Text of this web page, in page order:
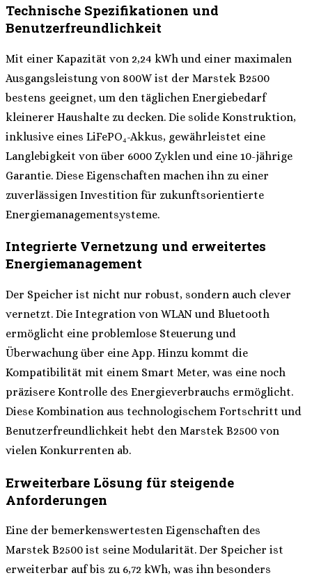
Technische Spezifikationen und
Benutzerfreundlichkeit
Mit einer Kapazität von 2,24 kWh und einer maximalen
Ausgangsleistung von 800W ist der Marstek B2500
bestens geeignet, um den täglichen Energiebedarf
kleinerer Haushalte zu decken. Die solide Konstruktion,
inklusive eines LiFePO₄-Akkus, gewährleistet eine
Langlebigkeit von über 6000 Zyklen und eine 10-jährige
Garantie. Diese Eigenschaften machen ihn zu einer
zuverlässigen Investition für zukunftsorientierte
Energiemanagementsysteme.
Integrierte Vernetzung und erweitertes
Energiemanagement
Der Speicher ist nicht nur robust, sondern auch clever
vernetzt. Die Integration von WLAN und Bluetooth
ermöglicht eine problemlose Steuerung und
Überwachung über eine App. Hinzu kommt die
Kompatibilität mit einem Smart Meter, was eine noch
präzisere Kontrolle des Energieverbrauchs ermöglicht.
Diese Kombination aus technologischem Fortschritt und
Benutzerfreundlichkeit hebt den Marstek B2500 von
vielen Konkurrenten ab.
Erweiterbare Lösung für steigende
Anforderungen
Eine der bemerkenswertesten Eigenschaften des
Marstek B2500 ist seine Modularität. Der Speicher ist
erweiterbar auf bis zu 6,72 kWh, was ihn besonders